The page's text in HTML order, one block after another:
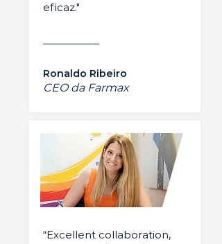
eficaz."
Ronaldo Ribeiro
CEO da Farmax
“Excellent collaboration,